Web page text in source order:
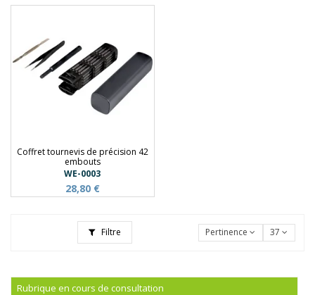
Coffret tournevis de précision 42
embouts
WE-0003
28,80 €
Filtre Pertinence 37
Rubrique en cours de consultation